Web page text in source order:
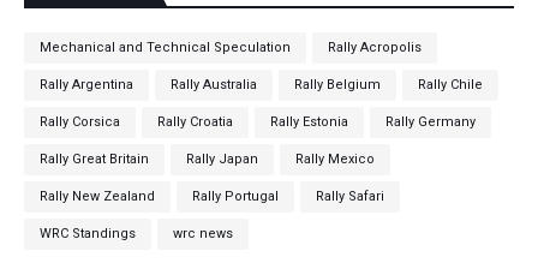
Mechanical and Technical Speculation Rally Acropolis
Rally Argentina Rally Australia Rally Belgium Rally Chile
Rally Corsica Rally Croatia Rally Estonia Rally Germany
Rally Great Britain Rally Japan Rally Mexico
Rally New Zealand Rally Portugal Rally Safari
WRC Standings wrc news